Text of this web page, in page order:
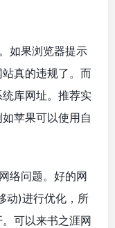
如果浏览器提示
真的违规了。而
库网址。推荐实
苹果可以使用自
络问题。好的网
动)进行优化，所
可以来书之涯网